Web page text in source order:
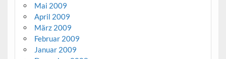
Mai 2009
April 2009
März 2009
Februar 2009
Januar 2009